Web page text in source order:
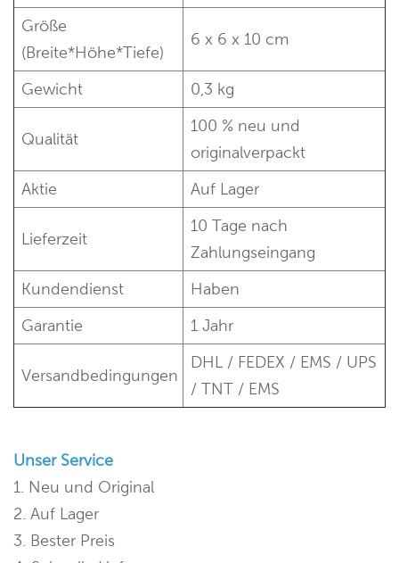
Größe
(Breite*Höhe*Tiefe)
6 x 6 x 10 cm
Gewicht 0,3 kg
Qualität
100 % neu und
originalverpackt
Aktie
Auf Lager
Lieferzeit
10 Tage nach
Zahlungseingang
Kundendienst
Haben
Garantie
1 Jahr
Versandbedingungen
DHL / FEDEX / EMS / UPS
/ TNT / EMS
Unser Service
1. Neu und Original
2. Auf Lager
3. Bester Preis